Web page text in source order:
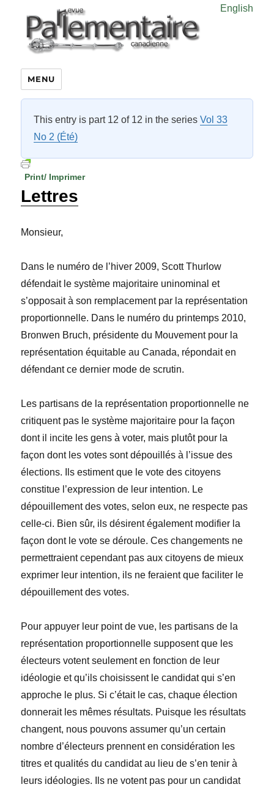
English
MENU
This entry is part 12 of 12 in the seriesVol 33
No 2 (Été)
Print/ Imprimer
Lettres
Monsieur,
Dans le numéro de l’hiver 2009, Scott Thurlow
défendait le système majoritaire uninominal et
s’opposait à son remplacement par la représentation
proportionnelle. Dans le numéro du printemps 2010,
Bronwen Bruch, présidente du Mouvement pour la
représentation équitable au Canada, répondait en
défendant ce dernier mode de scrutin.
Les partisans de la représentation proportionnelle ne
critiquent pas le système majoritaire pour la façon
dont il incite les gens à voter, mais plutôt pour la
façon dont les votes sont dépouillés à l’issue des
élections. Ils estiment que le vote des citoyens
constitue l’expression de leur intention. Le
dépouillement des votes, selon eux, ne respecte pas
celle-ci. Bien sûr, ils désirent également modifier la
façon dont le vote se déroule. Ces changements ne
permettraient cependant pas aux citoyens de mieux
exprimer leur intention, ils ne feraient que faciliter le
dépouillement des votes.
Pour appuyer leur point de vue, les partisans de la
représentation proportionnelle supposent que les
électeurs votent seulement en fonction de leur
idéologie et qu’ils choisissent le candidat qui s’en
approche le plus. Si c’était le cas, chaque élection
donnerait les mêmes résultats. Puisque les résultats
changent, nous pouvons assumer qu’un certain
nombre d’électeurs prennent en considération les
titres et qualités du candidat au lieu de s’en tenir à
leurs idéologies. Ils ne votent pas pour un candidat